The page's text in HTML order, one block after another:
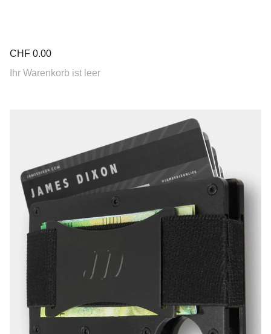
CHF 0.00
Ihr Warenkorb ist leer